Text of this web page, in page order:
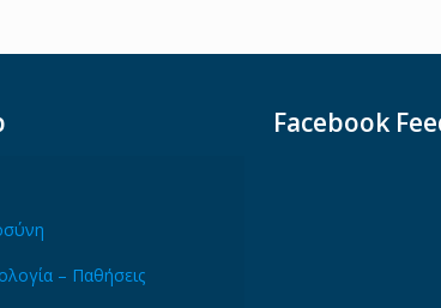
– Παθήσεις
Facebook